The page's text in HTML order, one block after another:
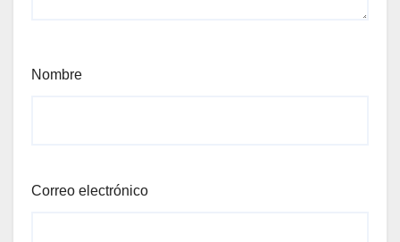
Nombre
Correo electrónico